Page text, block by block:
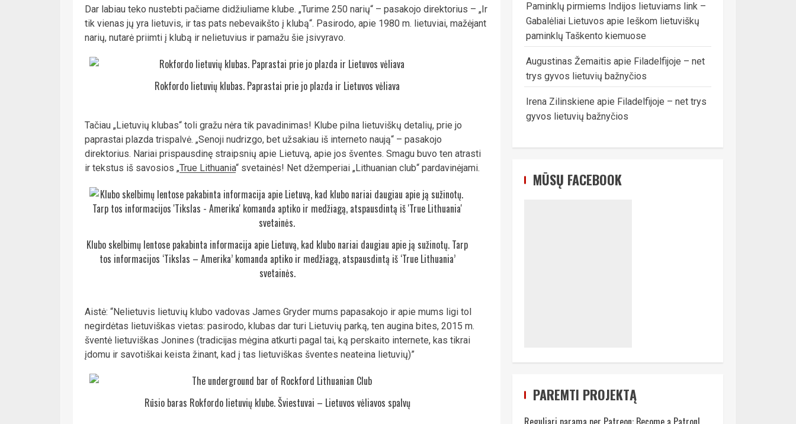
Dar labiau teko nustebti pačiame didžiuliame klube. „Turime 250 narių“ – pasakojo direktorius – „Ir
tik vienas jų yra lietuvis, ir tas pats nebevaikšto į klubą“. Pasirodo, apie 1980 m. lietuviai, mažėjant
narių, nutarė priimti į klubą ir nelietuvius ir pamažu šie įsivyravo.
Rokfordo lietuvių klubas. Paprastai prie jo plazda ir Lietuvos vėliava
Tačiau „Lietuvių klubas“ toli gražu nėra tik pavadinimas! Klube pilna lietuviškų detalių, prie jo
paprastai plazda trispalvė. „Senoji nudrizgo, bet užsakiau iš interneto naują“ – pasakojo
direktorius. Nariai prispausdinę straipsnių apie Lietuvą, apie jos šventes. Smagu buvo ten atrasti
ir tekstus iš savosios „True Lithuania“ svetainės! Net džemperiai „Lithuanian club“ pardavinėjami.
Klubo skelbimų lentose pakabinta informacija apie Lietuvą, kad klubo nariai daugiau apie ją sužinotų. Tarp
tos informacijos ‘Tikslas – Amerika’ komanda aptiko ir medžiagą, atspausdintą iš ‘True Lithuania’
svetainės.
Aistė: “Nelietuvis lietuvių klubo vadovas James Gryder mums papasakojo ir apie mums ligi tol
negirdėtas lietuviškas vietas: pasirodo, klubas dar turi Lietuvių parką, ten augina bites, 2015 m.
šventė lietuviškas Jonines (tradicijas mėgina atkurti pagal tai, ką perskaito internete, kas tikrai
įdomu ir savotiškai keista žinant, kad į tas lietuviškas šventes neateina lietuvių)”
Rūsio baras Rokfordo lietuvių klube. Šviestuvai – Lietuvos vėliavos spalvų
Paminklų pirmiems Indijos lietuviams link –
Gabalėliai Lietuvos apie Ieškom lietuviškų
paminklų Taškento kiemuose
Augustinas Žemaitis apie Filadelfijoje – net
trys gyvos lietuvių bažnyčios
Irena Zilinskiene apie Filadelfijoje – net trys
gyvos lietuvių bažnyčios
MŪSŲ FACEBOOK
PAREMTI PROJEKTĄ